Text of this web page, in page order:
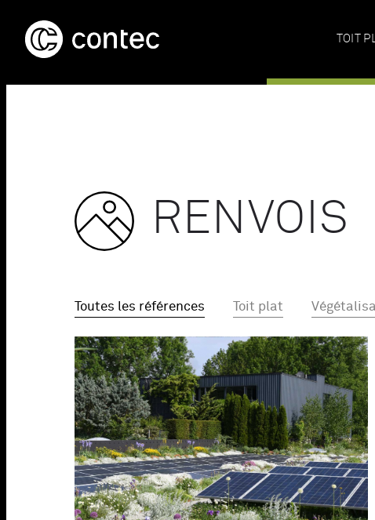
TOIT
RENVOIS
Toutes les références Toit plat